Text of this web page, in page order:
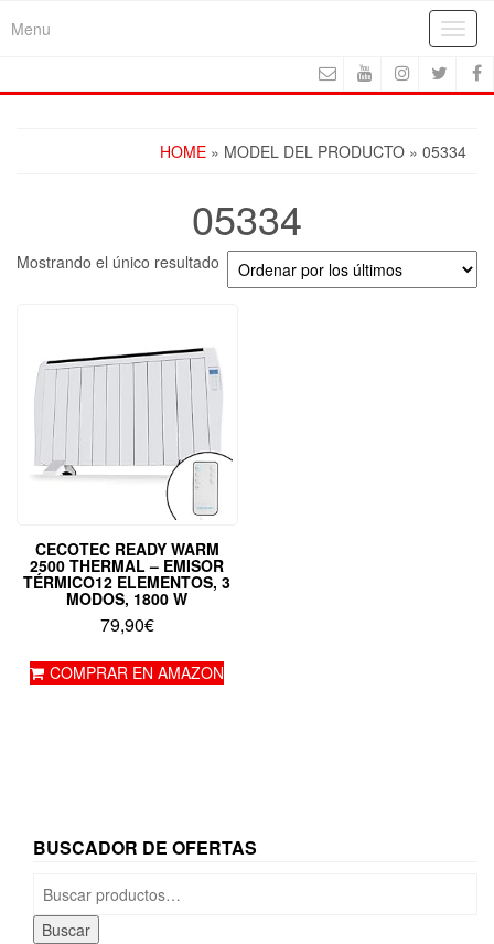
Menu
HOME » MODEL DEL PRODUCTO » 05334
05334
Mostrando el único resultado
CECOTEC READY WARM
2500 THERMAL – EMISOR
TÉRMICO12 ELEMENTOS, 3
MODOS, 1800 W
79,90€
COMPRAR EN AMAZON
BUSCADOR DE OFERTAS
por:
Buscar